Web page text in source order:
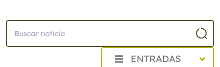
ENTRADAS